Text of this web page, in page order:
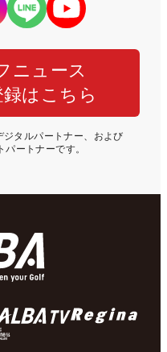
ニュース
はこちら
タルパートナー、および
パートナーです。